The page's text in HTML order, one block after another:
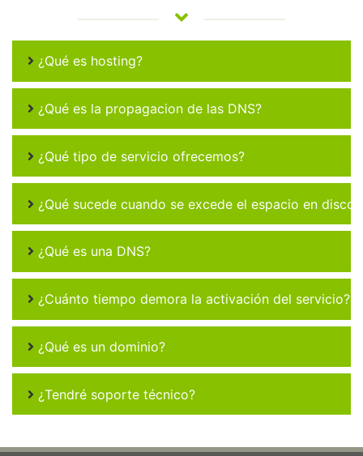
¿Qué es hosting?
¿Qué es la propagacion de las DNS?
¿Qué tipo de servicio ofrecemos?
¿Qué sucede cuando se excede el espacio en disco
¿Qué es una DNS?
¿Cuánto tiempo demora la activación del servicio?
¿Qué es un dominio?
¿Tendré soporte técnico?